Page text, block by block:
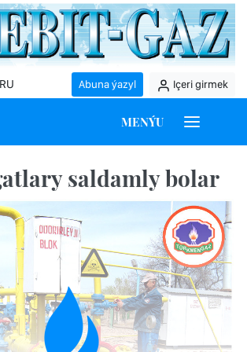
RU Abuna ýazyl Içeri girmek
MENÝU
saldamly bolar